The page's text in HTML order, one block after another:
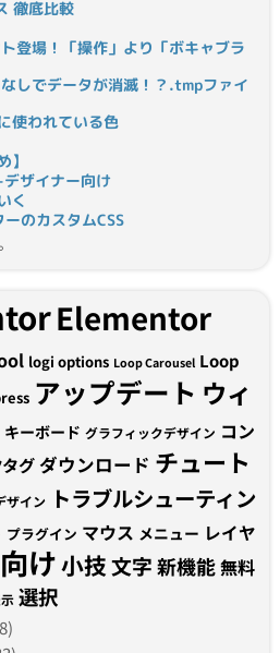
徹底比較
場！「操作」より「ボキャブラ
しでデータが消滅！？.tmpファイ
使われている色
】
ザイナー向け
く
のカスタムCSS
Elementor
logi options Loop Carousel Loop
アップデート ウィ
キーボード グラフィックデザイン コン
グダウンロード チュート
ザイン トラブルシューティン
プラグイン マウス メニュー レイヤ
け小技文字新機能無料
選択